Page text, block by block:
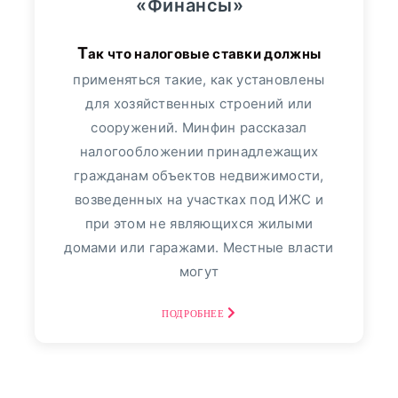
30август, 2025
Финансовый Совет На
30 Августа: Что Сказать,
Если В Банке
Спрашивают: «Откуда
Банк "ТРАСТ"
Пресс-релизы
Фото репортаж
«Финансы»
Так что налоговые ставки должны
применяться такие, как установлены
для хозяйственных строений или
сооружений. Минфин рассказал
налогообложении принадлежащих
гражданам объектов недвижимости,
возведенных на участках под ИЖС и
при этом не являющихся жилыми
домами или гаражами. Местные власти
могут
ПОДРОБНЕЕ